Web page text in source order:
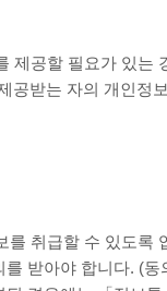
제공할 필요가 있는
공받는 자의 개인정
를 취급할 수 있도
받아야 합니다. (